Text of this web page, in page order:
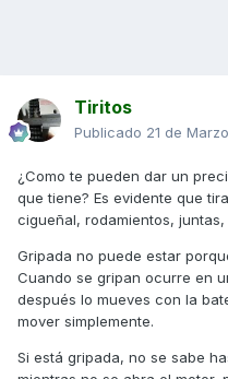
Tiritos
Publicado 21 de
¿Como te pueden dar un
que tiene? Es evidente que
cigueñal, rodamientos,
Gripada no puede estar
Cuando se gripan ocurre en
después lo mueves con la
mover simplemente.
Si está gripada, no se sabe